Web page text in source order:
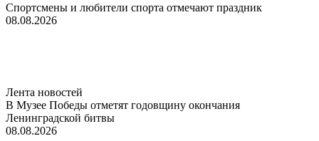
Спортсмены и любители спорта отмечают праздник
08.08.2026
Лента новостей
В Музее Победы отметят годовщину окончания
Ленинградской битвы
08.08.2026